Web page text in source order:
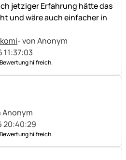
jetziger Erfahrung hätte das
und wäre auch einfacher in
- von Anonym
11:37:03
hilfreich.
Anonym
20:40:29
hilfreich.